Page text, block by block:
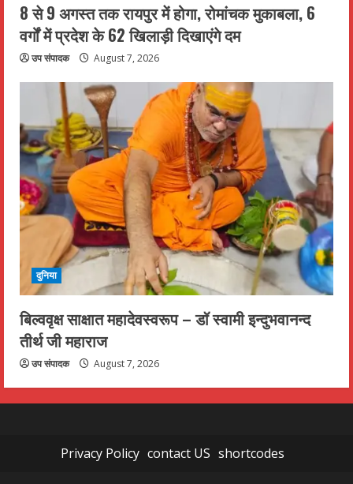
8 से 9 अगस्त तक रायपुर में होगा, रोमांचक मुकाबला, 6
वर्गों में प्रदेश के 62 खिलाड़ी दिखाएंगे दम
उप संपादक August 7, 2026
दुनिया
बिल्ववृक्ष साक्षात महादेवस्वरूप – डॉ स्वामी इन्दुभवानन्द
तीर्थ जी महाराज
उप संपादक August 7, 2026
Privacy Policy contact US shortcodes